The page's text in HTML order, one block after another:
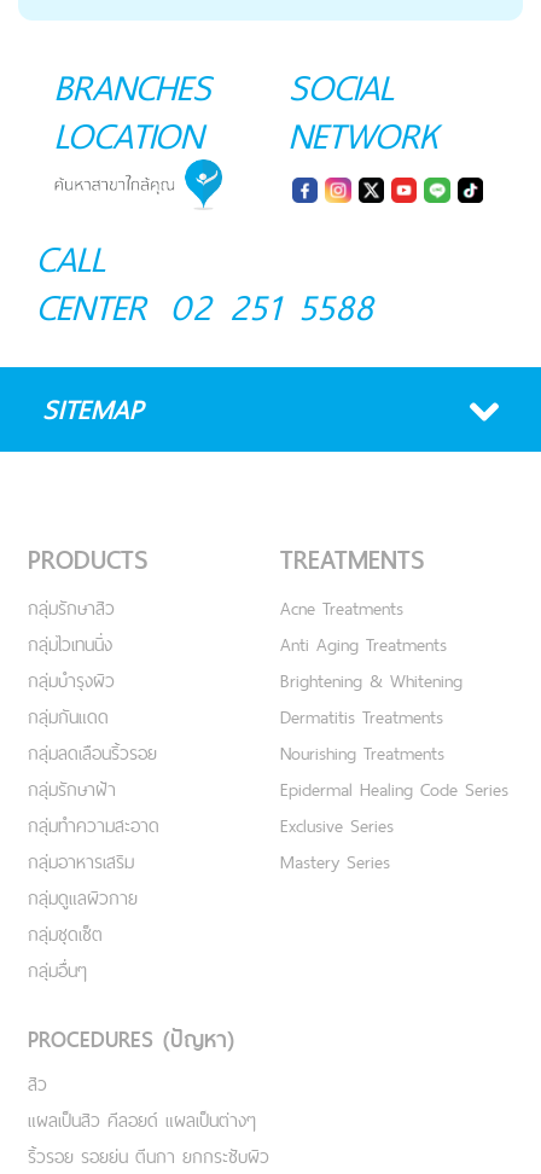
BRANCHES
LOCATION
SOCIAL
NETWORK
CALL
CENTER 02 251 5588
SITEMAP
PRODUCTS
กลุ่มรักษาสิว
กลุ่มไวเทนนิ่ง
กลุ่มบำรุงผิว
กลุ่มกันแดด
กลุ่มลดเลือนริ้วรอย
กลุ่มรักษาฝ้า
กลุ่มทำความสะอาด
กลุ่มอาหารเสริม
กลุ่มดูแลผิวกาย
กลุ่มชุดเซ็ต
กลุ่มอื่นๆ
TREATMENTS
Acne Treatments
Anti Aging Treatments
Brightening & Whitening
Dermatitis Treatments
Nourishing Treatments
Epidermal Healing Code Series
Exclusive Series
Mastery Series
PROCEDURES (ปัญหา)
สิว
แผลเป็นสิว คีลอยด์ แผลเป็นต่างๆ
ริ้วรอย รอยย่น ตีนกา ยกกระชับผิว